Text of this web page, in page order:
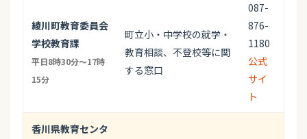
綾川町教育委員会
学校教育課
平日8時30分～17時
15分
町立小・中学校の就学・
教育相談、不登校等に関
する窓口
087-
876-
1180
公式
サイ
ト
香川県教育センタ